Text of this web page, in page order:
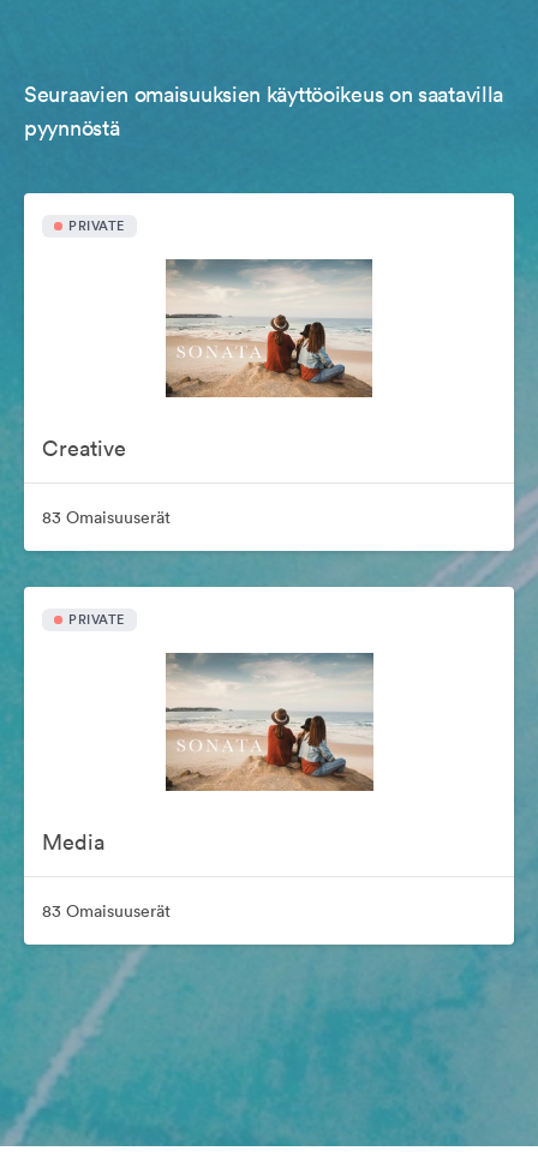
Seuraavien omaisuuksien käyttöoikeus on saatavilla
pyynnöstä
PRIVATE
Creative
83 Omaisuuserät
PRIVATE
Media
83 Omaisuuserät